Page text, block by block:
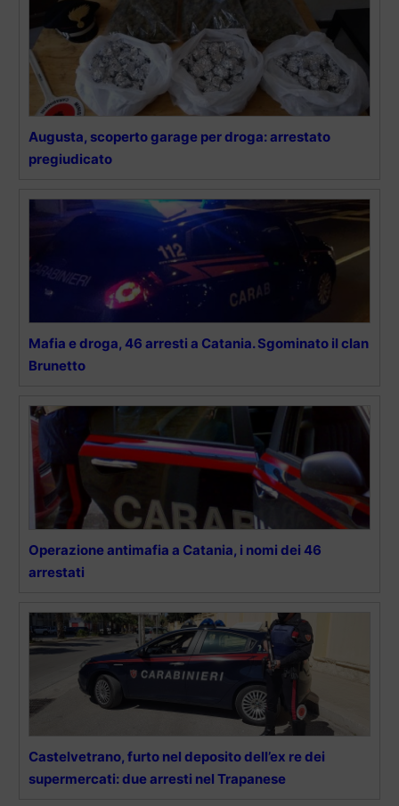
Augusta, scoperto garage per droga: arrestato
pregiudicato
Mafia e droga, 46 arresti a Catania. Sgominato il clan
Brunetto
Operazione antimafia a Catania, i nomi dei 46
arrestati
Castelvetrano, furto nel deposito dell’ex re dei
supermercati: due arresti nel Trapanese